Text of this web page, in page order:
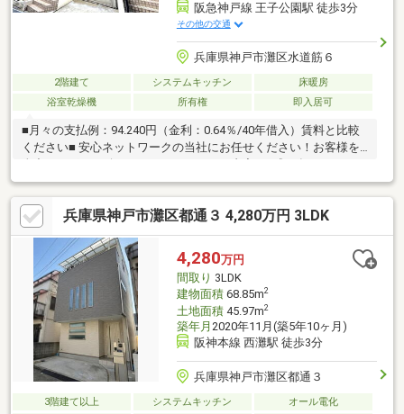
阪急神戸線 王子公園駅 徒歩3分
その他の交通
兵庫県神戸市灘区水道筋６
2階建て システムキッチン
床暖房
浴室乾燥機
所有権 即入居可
■月々の支払例：94.240円（金利：0.64％/40年借入）賃料と比較
ください■ 安心ネットワークの当社にお任せください！お客様を
新設・トイレ新設・屋根塗装・2階クローゼット2ヶ所 2重サッ
シ設置・ミストサウナ設置・バリアフリー工事 畳入替・襖交
換・2階クロス貼替令和2年・床暖房新設・クロス貼替・フローリ
ング貼替・洗面台交換■おススメPOINT■・阪急・阪神・JR3沿線
利用可能・商店街・商業施設・買物施設が徒歩5分圏内
兵庫県神戸市灘区都通３ 4,280万円 3LDK
4,280万円
間取り 3LDK
建物面積68.85m2
土地面積45.97m2
築年月 2020年11月(築5年10ヶ月)
阪神本線 西灘駅 徒歩3分
兵庫県神戸市灘区都通３
3階建て以上 システムキッチン オール電化